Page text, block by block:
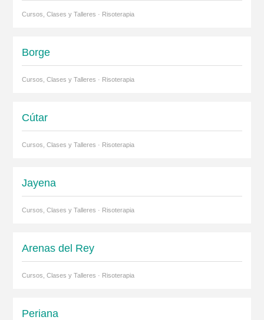
Cursos, Clases y Talleres · Risoterapia
Borge
Cursos, Clases y Talleres · Risoterapia
Cútar
Cursos, Clases y Talleres · Risoterapia
Jayena
Cursos, Clases y Talleres · Risoterapia
Arenas del Rey
Cursos, Clases y Talleres · Risoterapia
Periana